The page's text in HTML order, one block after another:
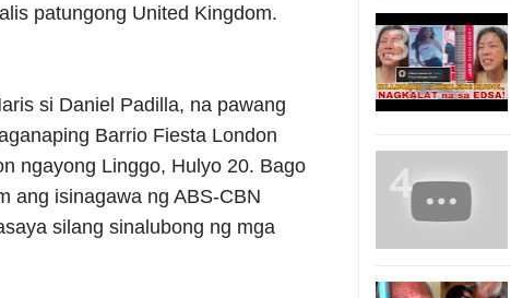
patungong United Kingdom.
si Daniel Padilla, na pawang
Barrio Fiesta London
ngayong Linggo, Hulyo 20. Bago
ang isinagawa ng ABS-CBN
silang sinalubong ng mga